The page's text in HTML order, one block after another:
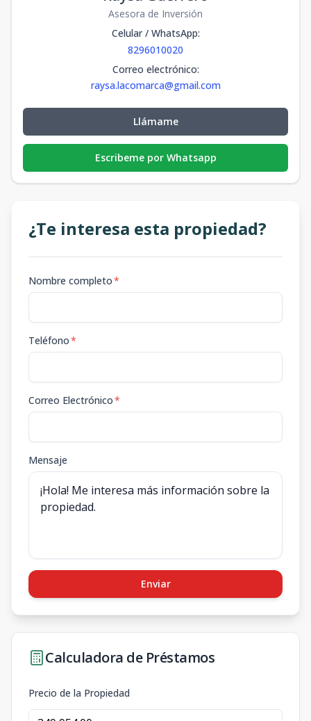
Asesora de Inversión
Celular / WhatsApp:
8296010020
Correo electrónico:
raysa.lacomarca@gmail.com
Llámame
Escribeme por Whatsapp
¿Te interesa esta propiedad?
Nombre completo*
Teléfono*
Correo Electrónico*
Mensaje
Enviar
Calculadora de Préstamos
Precio de la Propiedad